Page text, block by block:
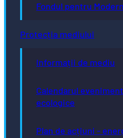
Fondul pentru
Protecția mediului
Informații de mediu
Calendarul
ecologice
Plan de acțiuni -